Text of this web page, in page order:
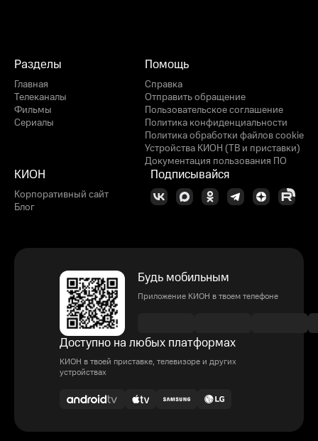
Разделы
Главная
Телеканалы
Фильмы
Сериалы
Помощь
Справка
Отправить обращение
Пользовательское соглашение
Политика конфиденциальности
Политика обработки файлов cookie
Устройства КИОН (ТВ и приставки)
Документация пользования ПО
КИОН
Корпоративный сайт
Блог
Подписывайся
Будь мобильным
Приложение КИОН в твоем телефоне
Доступно на любых платформах
КИОН в твоей приставке, телевизоре и других
устройствах